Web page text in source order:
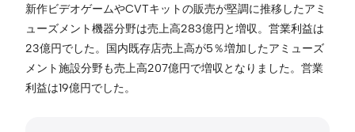
新作ビデオゲームやCVTキットの販売が堅調に推移したアミ
ューズメント機器分野は売上高283億円と増収。営業利益は
23億円でした。国内既存店売上高が5％増加したアミューズ
メント施設分野も売上高207億円で増収となりました。営業
利益は19億円でした。